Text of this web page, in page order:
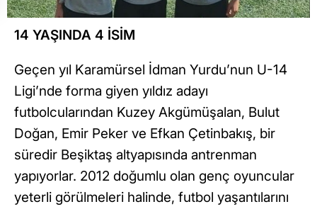
14 YAŞINDA 4 İSİM
Geçen yıl Karamürsel İdman Yurdu’nun U-14
Ligi’nde forma giyen yıldız adayı
futbolcularından Kuzey Akgümüşalan, Bulut
Doğan, Emir Peker ve Efkan Çetinbakış, bir
süredir Beşiktaş altyapısında antrenman
yapıyorlar. 2012 doğumlu olan genç oyuncular
yeterli görülmeleri halinde, futbol yaşantılarını